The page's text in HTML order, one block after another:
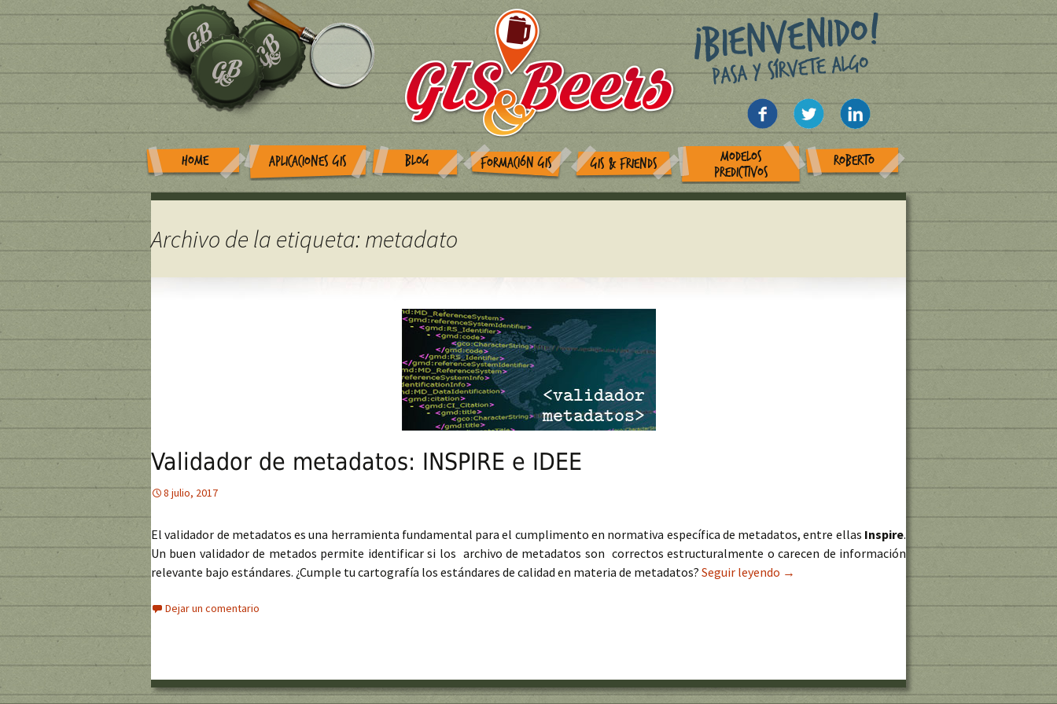
HOME APLICACIONES GIS BLOG FORMACIÓN GIS GIS & FRIENDS
MODELOS
PREDICTIVOS
ROBERTO
Archivo de la etiqueta: metadato
Validador de metadatos: INSPIRE e IDEE
8 julio, 2017
El validador de metadatos es una herramienta fundamental para el cumplimento en normativa específica de metadatos, entre ellas Inspire.
Un buen validador de metados permite identificar si los archivo de metadatos son correctos estructuralmente o carecen de información
relevante bajo estándares. ¿Cumple tu cartografía los estándares de calidad en materia de metadatos? Seguir leyendo Validador de metadatos: INSPIRE e IDEE
→
Dejar un comentario